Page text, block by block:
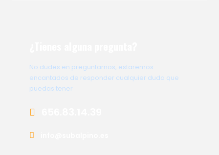
No dudes en preguntarnos, estaremos
encantados de responder cualquier duda que
puedas tener